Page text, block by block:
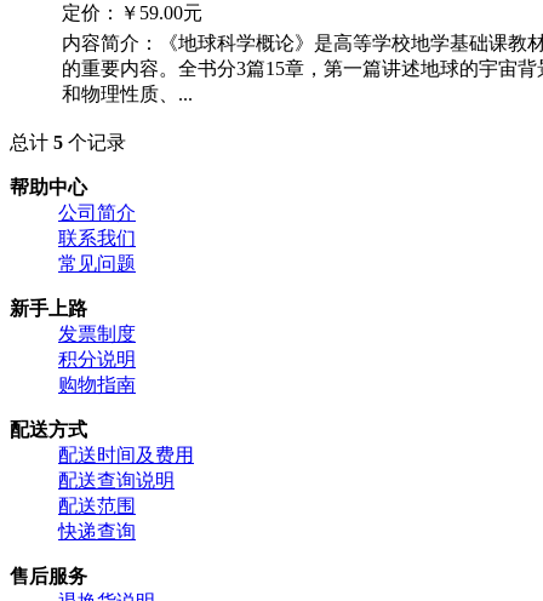
定价：
￥59.00元
内容简介：《地球科学概论》是高等学校地学基础课教
的重要内容。全书分3篇15章，第一篇讲述地球的宇宙
和物理性质、...
总计 5 个记录
帮助中心
公司简介
联系我们
常见问题
新手上路
发票制度
积分说明
购物指南
配送方式
配送时间及费用
配送查询说明
配送范围
快递查询
售后服务